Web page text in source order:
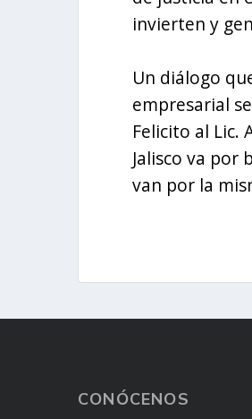
invierten y
Un diálogo
empresarial
Felicito al Lic.
Jalisco va por
van por la
CONÓCENOS